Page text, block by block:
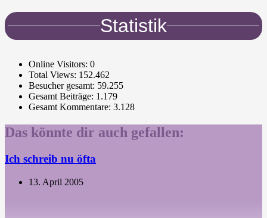
Statistik
Online Visitors: 0
Total Views: 152.462
Besucher gesamt: 59.255
Gesamt Beiträge: 1.179
Gesamt Kommentare: 3.128
Das könnte dir auch gefallen:
Ich schreib nu öfta
13. April 2005